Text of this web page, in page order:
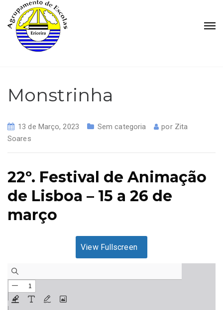
Monstrinha
13 de Março, 2023 Sem categoria por Zita
Soares
22º. Festival de Animação
de Lisboa – 15 a 26 de
março
View Fullscreen